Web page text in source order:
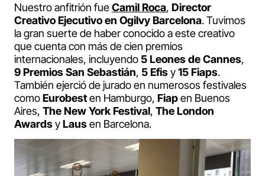
Nuestro anfitrión fueCamil Roca, Director
Creativo Ejecutivo en Ogilvy Barcelona. Tuvimos
la gran suerte de haber conocido a este creativo
que cuenta con más de cien premios
internacionales, incluyendo 5 Leones de Cannes,
9 Premios San Sebastián, 5 Efisy15 Fiaps.
También ejerció de jurado en numerosos festivales
comoEurobesten Hamburgo, Fiapen Buenos
Aires, The New York Festival, The London
AwardsyLausen Barcelona.